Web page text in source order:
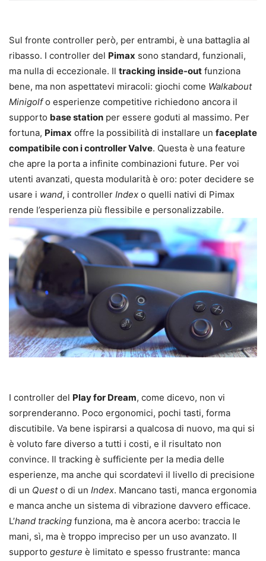
Sul fronte controller però, per entrambi, è una battaglia al
ribasso. I controller del Pimax sono standard, funzionali,
ma nulla di eccezionale. Il tracking inside-out funziona
bene, ma non aspettatevi miracoli: giochi come Walkabout
Minigolfo esperienze competitive richiedono ancora il
supporto base station per essere goduti al massimo. Per
fortuna, Pimax offre la possibilità di installare un faceplate
compatibile con i controller Valve. Questa è una feature
che apre la porta a infinite combinazioni future. Per voi
utenti avanzati, questa modularità è oro: poter decidere se
usare i wand, i controller Index o quelli nativi di Pimax
rende l’esperienza più flessibile e personalizzabile.
I controller del Play for Dream, come dicevo, non vi
sorprenderanno. Poco ergonomici, pochi tasti, forma
discutibile. Va bene ispirarsi a qualcosa di nuovo, ma qui si
è voluto fare diverso a tutti i costi, e il risultato non
convince. Il tracking è sufficiente per la media delle
esperienze, ma anche qui scordatevi il livello di precisione
di un Questo di un Index. Mancano tasti, manca ergonomia
e manca anche un sistema di vibrazione davvero efficace.
L’hand tracking funziona, ma è ancora acerbo: traccia le
mani, sì, ma è troppo impreciso per un uso avanzato. Il
supporto gesture è limitato e spesso frustrante: manca